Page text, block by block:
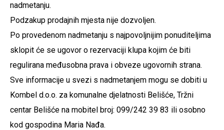
nadmetanju.
Podzakup prodajnih mjesta nije dozvoljen.
Po provedenom nadmetanju s najpovoljnijim ponuditeljima
sklopit će se ugovor o rezervaciji klupa kojim će biti
regulirana međusobna prava i obveze ugovornih strana.
Sve informacije u svezi s nadmetanjem mogu se dobiti u
Kombel d.o.o. za komunalne djelatnosti Belišće, Tržni
centar Belišće na mobitel broj: 099/242 39 83 ili osobno
kod gospodina Maria Nađa.